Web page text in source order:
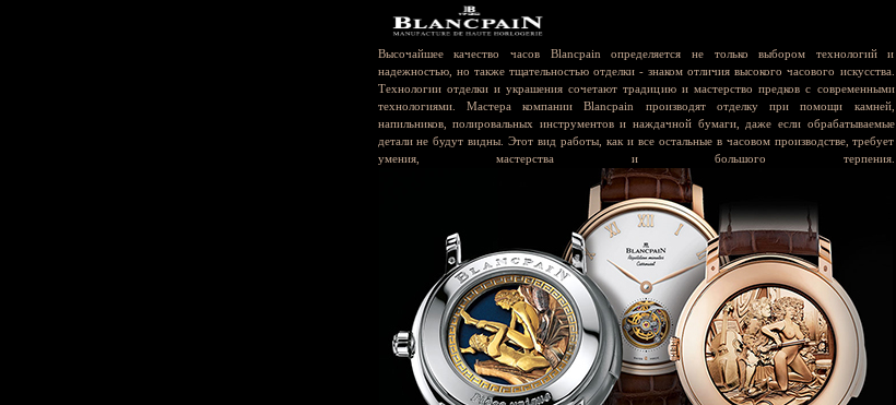
Высочайшее качество часов Blancpain определяется не только выбором технологий и
надежностью, но также тщательностью отделки - знаком отличия высокого часового искусства.
Технологии отделки и украшения сочетают традицию и мастерство предков с современными
технологиями. Мастера компании Blancpain производят отделку при помощи камней,
напильников, полировальных инструментов и наждачной бумаги, даже если обрабатываемые
детали не будут видны. Этот вид работы, как и все остальные в часовом производстве, требует
умения, мастерства и большого терпения.